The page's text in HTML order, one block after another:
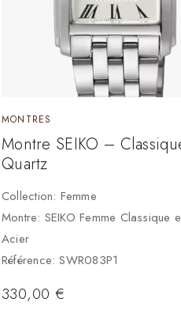
MONTRES
Montre SEIKO –
Quartz
Collection: Femme
Montre: SEIKO Femme Classique
Acier
Référence: SWR083P1
330,00 €